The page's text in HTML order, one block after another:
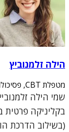
הילה זלמנוביץ
מטפלת CBT, פסיכולוגית קלינית
שמי הילה
בקליניקה פרטית
(בשילוב הדרכת